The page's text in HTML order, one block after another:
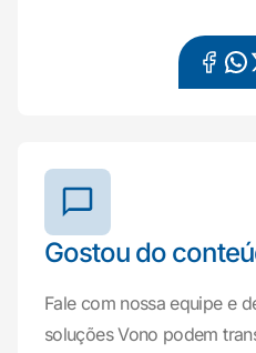
Gostou do
Fale com nossa equipe e
soluções Vono podem